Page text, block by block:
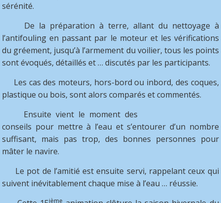
sérénité.
De la préparation à terre, allant du nettoyage à
l’antifouling en passant par le moteur et les vérifications
du gréement, jusqu’à l’armement du voilier, tous les points
sont évoqués, détaillés et … discutés par les participants.
Les cas des moteurs, hors-bord ou inbord, des coques,
plastique ou bois, sont alors comparés et commentés.
Ensuite vient le moment des
conseils pour mettre à l’eau et s’entourer d’un nombre
suffisant, mais pas trop, des bonnes personnes pour
mâter le navire.
Le pot de l’amitié est ensuite servi, rappelant ceux qui
suivent inévitablement chaque mise à l’eau … réussie.
ième